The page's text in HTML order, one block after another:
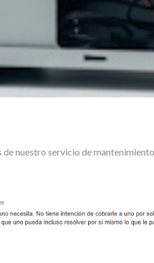
de nuestro servicio de